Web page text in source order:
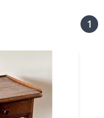
1